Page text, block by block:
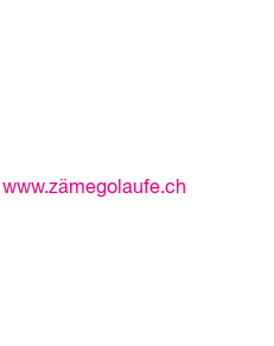
www.zämegolaufe.ch